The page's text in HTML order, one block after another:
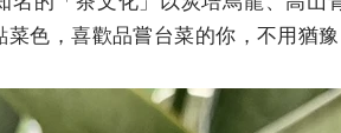
色，喜歡品嘗台菜的你，不用猶